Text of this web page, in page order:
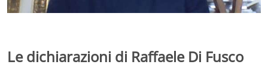
Le dichiarazioni di Raffaele Di Fusco